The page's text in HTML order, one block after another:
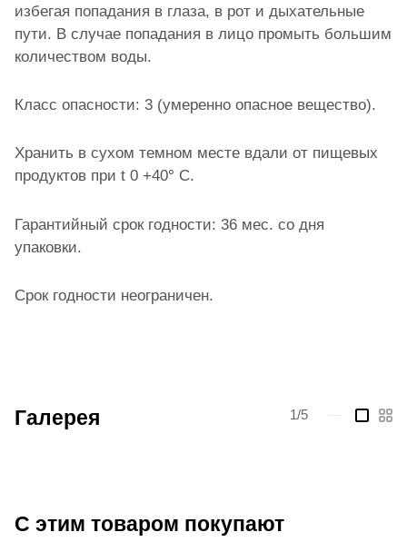
избегая попадания в глаза, в рот и дыхательные
пути. В случае попадания в лицо промыть большим
количеством воды.
Класс опасности: 3 (умеренно опасное вещество).
Хранить в сухом темном месте вдали от пищевых
продуктов при t 0 +40° С.
Гарантийный срок годности: 36 мес. со дня
упаковки.
Срок годности неограничен.
Галерея 1/5
С этим товаром покупают